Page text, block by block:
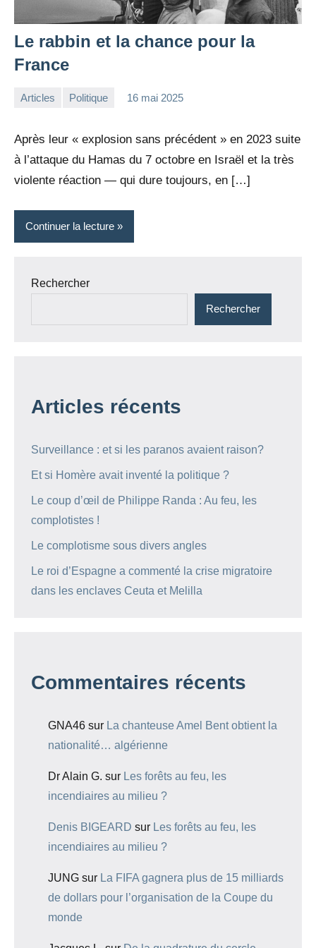
Le rabbin et la chance pour la
France
Articles Politique 16 mai 2025
Après leur « explosion sans précédent » en 2023 suite
à l’attaque du Hamas du 7 octobre en Israël et la très
violente réaction — qui dure toujours, en […]
Continuer la lecture
Rechercher
Rechercher
Articles récents
Surveillance : et si les paranos avaient raison?
Et si Homère avait inventé la politique ?
Le coup d’œil de Philippe Randa : Au feu, les
complotistes !
Le complotisme sous divers angles
Le roi d’Espagne a commenté la crise migratoire
dans les enclaves Ceuta et Melilla
Commentaires récents
GNA46 sur La chanteuse Amel Bent obtient la
nationalité… algérienne
Dr Alain G. sur Les forêts au feu, les
incendiaires au milieu ?
Denis BIGEARD sur Les forêts au feu, les
incendiaires au milieu ?
JUNG sur La FIFA gagnera plus de 15 milliards
de dollars pour l’organisation de la Coupe du
monde